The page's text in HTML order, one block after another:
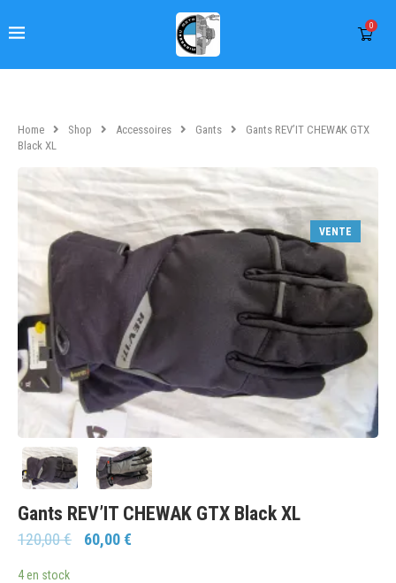
0
Home Shop Accessoires Gants
Gants REV’IT CHEWAK GTX
Black XL
VENTE
Gants REV’IT CHEWAK GTX Black XL
120,00€ 60,00€
4 en stock